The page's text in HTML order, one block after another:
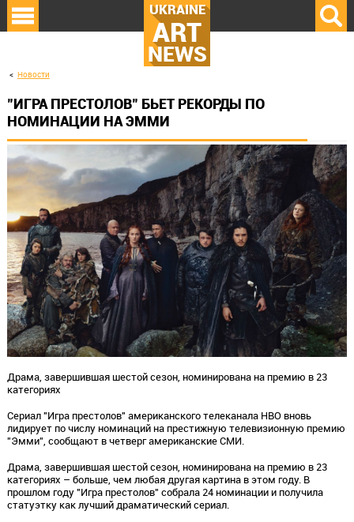
UKRAINE
ART
NEWS
Новости
"ИГРА ПРЕСТОЛОВ" БЬЕТ РЕКОРДЫ ПО
НОМИНАЦИИ НА ЭММИ
Драма, завершившая шестой сезон, номинирована на премию в 23
категориях
Сериал "Игра престолов" американского телеканала HBO вновь
лидирует по числу номинаций на престижную телевизионную премию
"Эмми", сообщают в четверг американские СМИ.
Драма, завершившая шестой сезон, номинирована на премию в 23
категориях – больше, чем любая другая картина в этом году. В
прошлом году "Игра престолов" собрала 24 номинации и получила
статуэтку как лучший драматический сериал.